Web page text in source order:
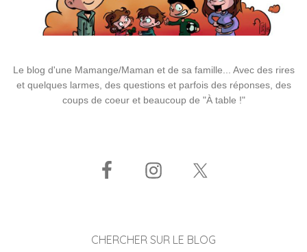
Le blog d'une Mamange/Maman et de sa famille... Avec des rires
et quelques larmes, des questions et parfois des réponses, des
coups de coeur et beaucoup de "À table !"
CHERCHER SUR LE BLOG